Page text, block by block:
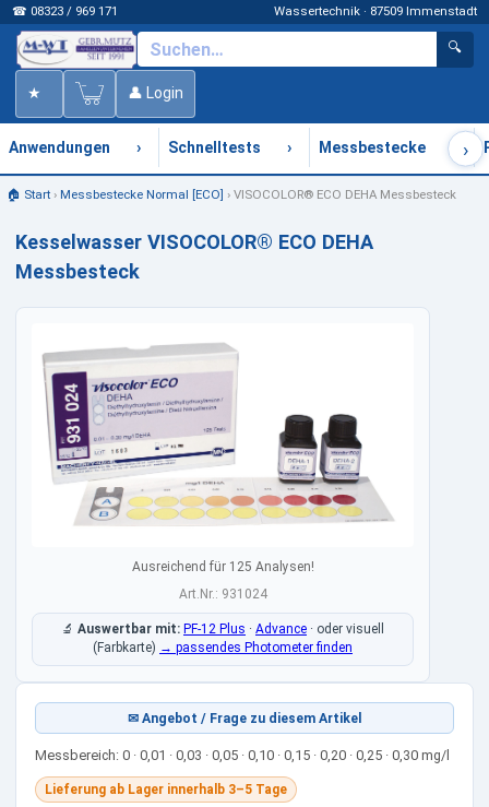
☎ 08323 / 969 171 Wassertechnik · 87509 Immenstadt
🔍
★ 👤 Login
Anwendungen › Schnelltests › Messbestecke ›
🏠 Start› Messbestecke Normal [ECO] › VISOCOLOR® ECO DEHA Messbesteck
Kesselwasser VISOCOLOR® ECO DEHA
Messbesteck
Ausreichend für 125 Analysen!
Art.Nr.: 931024
🔬 Auswertbar mit: PF-12 Plus · Advance · oder visuell
(Farbkarte) → passendes Photometer finden
✉ Angebot / Frage zu diesem Artikel
Messbereich: 0 · 0,01 · 0,03 · 0,05 · 0,10 · 0,15 · 0,20 · 0,25 · 0,30 mg/l
Lieferung ab Lager innerhalb 3–5 Tage